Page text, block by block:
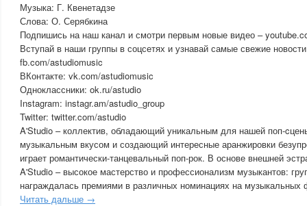
Музыка: Г. Квенетадзе
Слова: О. Серябкина
Подпишись на наш канал и смотри первым новые видео –
Вступай в наши группы в соцсетях и узнавай самые свежие
fb.com/astudiomusic
ВКонтакте: vk.com/astudiomusic
Одноклассники: ok.ru/astudio
Instagram: instagr.am/astudio_group
Twitter: twitter.com/astudio
A'Studio – коллектив, обладающий уникальным для нашей поп-
музыкальным вкусом и создающий интересные аранжировки
играет романтически-танцевальный поп-рок. В основе внешней
A'Studio – высокое мастерство и профессионализм музыкантов:
награждалась премиями в различных номинациях на музыкальных
Читать дальше →